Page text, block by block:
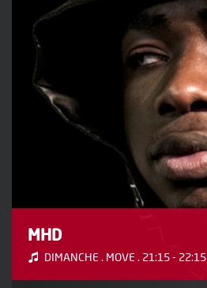
MHD
DIMANCHE . MOVE . 21:15 - 22:15